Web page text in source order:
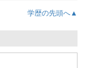
学歴の先頭へ▲